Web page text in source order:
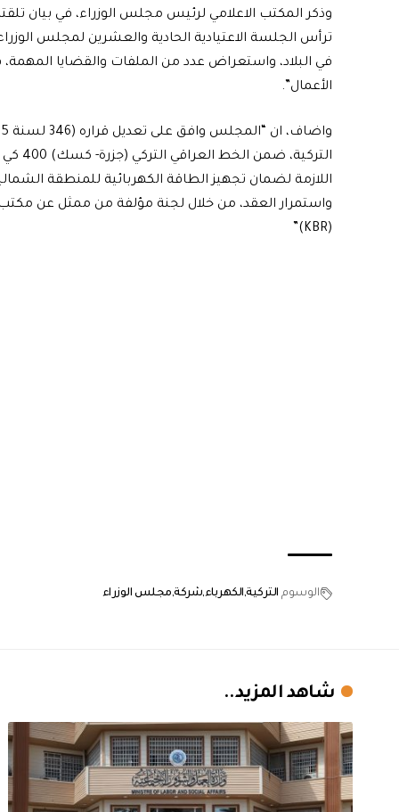
وذكر المكتب الاعلامي لرئيس مجلس الوزراء، في بيان
ترأس الجلسة الاعتيادية الحادية والعشرين لمجلس
في البلاد، واستعراض عدد من الملفات والقضايا
الأعمال”.
واستمرار العقد، من خلال لجنة مؤلفة من ممثل عن
(KBR)”
الوسوم التركية الكهرباء شركة مجلس الوزراء
شاهد المزيد..